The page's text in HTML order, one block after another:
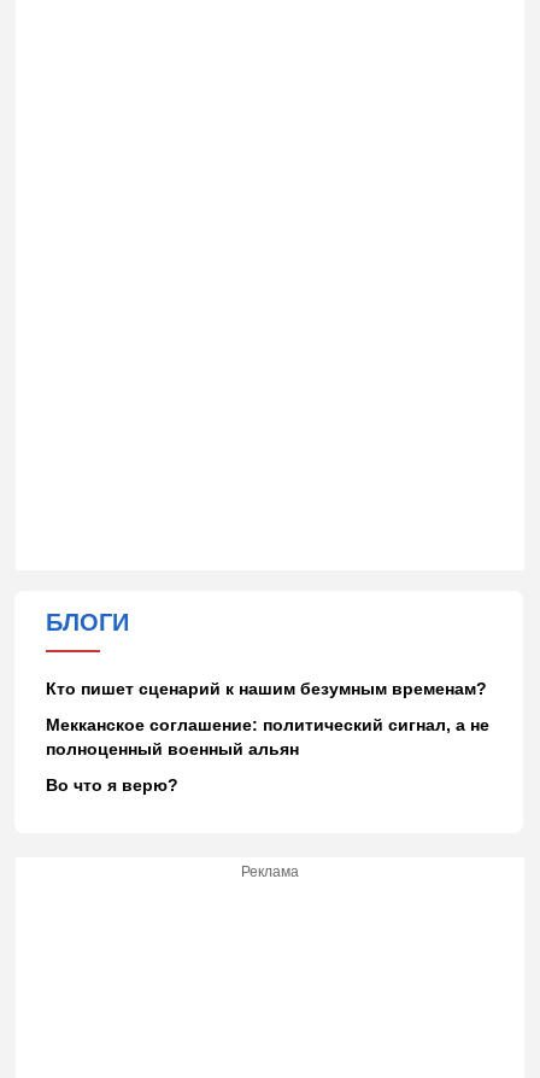
БЛОГИ
Кто пишет сценарий к нашим безумным временам?
Мекканское соглашение: политический сигнал, а не
полноценный военный альян
Во что я верю?
Реклама